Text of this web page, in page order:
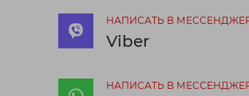
НАПИСАТЬ В
Viber
НАПИСАТЬ В